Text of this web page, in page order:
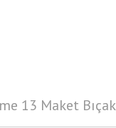
13 Maket